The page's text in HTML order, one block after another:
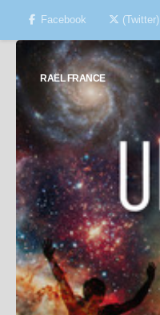
Skip to content
Facebook (Twitter)
RAËL FRANCE